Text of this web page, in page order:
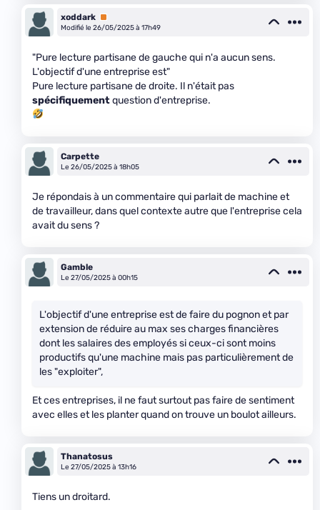
xoddark Premium
Modifié le 26/05/2025 à 17h49
"Pure lecture partisane de gauche qui n'a aucun sens.
L'objectif d'une entreprise est"
Pure lecture partisane de droite. Il n'était pas
spécifiquementquestion d'entreprise.
Carpette
Le 26/05/2025 à 18h05
Je répondais à un commentaire qui parlait de machine et
de travailleur, dans quel contexte autre que l'entreprise cela
avait du sens ?
Gamble
Le 27/05/2025 à 00h15
L'objectif d'une entreprise est de faire du pognon et par
extension de réduire au max ses charges financières
dont les salaires des employés si ceux-ci sont moins
productifs qu'une machine mais pas particulièrement de
les "exploiter",
Et ces entreprises, il ne faut surtout pas faire de sentiment
avec elles et les planter quand on trouve un boulot ailleurs.
Thanatosus
Le 27/05/2025 à 13h16
Tiens un droitard.